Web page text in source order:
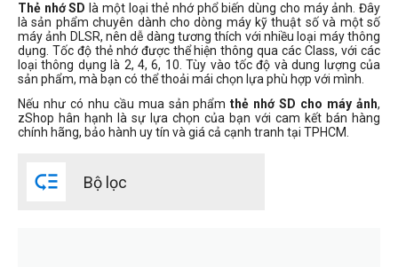
490000đ 19960000đ
Tốc độ ghi
45 MB/s
Thẻ nhớ SD là một loại thẻ nhớ phổ biến dùng cho máy ảnh. Đây
là sản phẩm chuyên dành cho dòng máy kỹ thuật số và một số
máy ảnh DLSR, nên dễ dàng tương thích với nhiều loại máy thông
dụng. Tốc độ thẻ nhớ được thể hiện thông qua các Class, với các
loại thông dụng là 2, 4, 6, 10. Tùy vào tốc độ và dung lượng của
sản phẩm, mà bạn có thể thoải mái chọn lựa phù hợp với mình.
Nếu như có nhu cầu mua sản phẩmthẻ nhớ SD cho máy ảnh,
zShop hân hạnh là sự lựa chọn của bạn với cam kết bán hàng
chính hãng, bảo hành uy tín và giá cả cạnh tranh tại TPHCM.
 Bộ lọc